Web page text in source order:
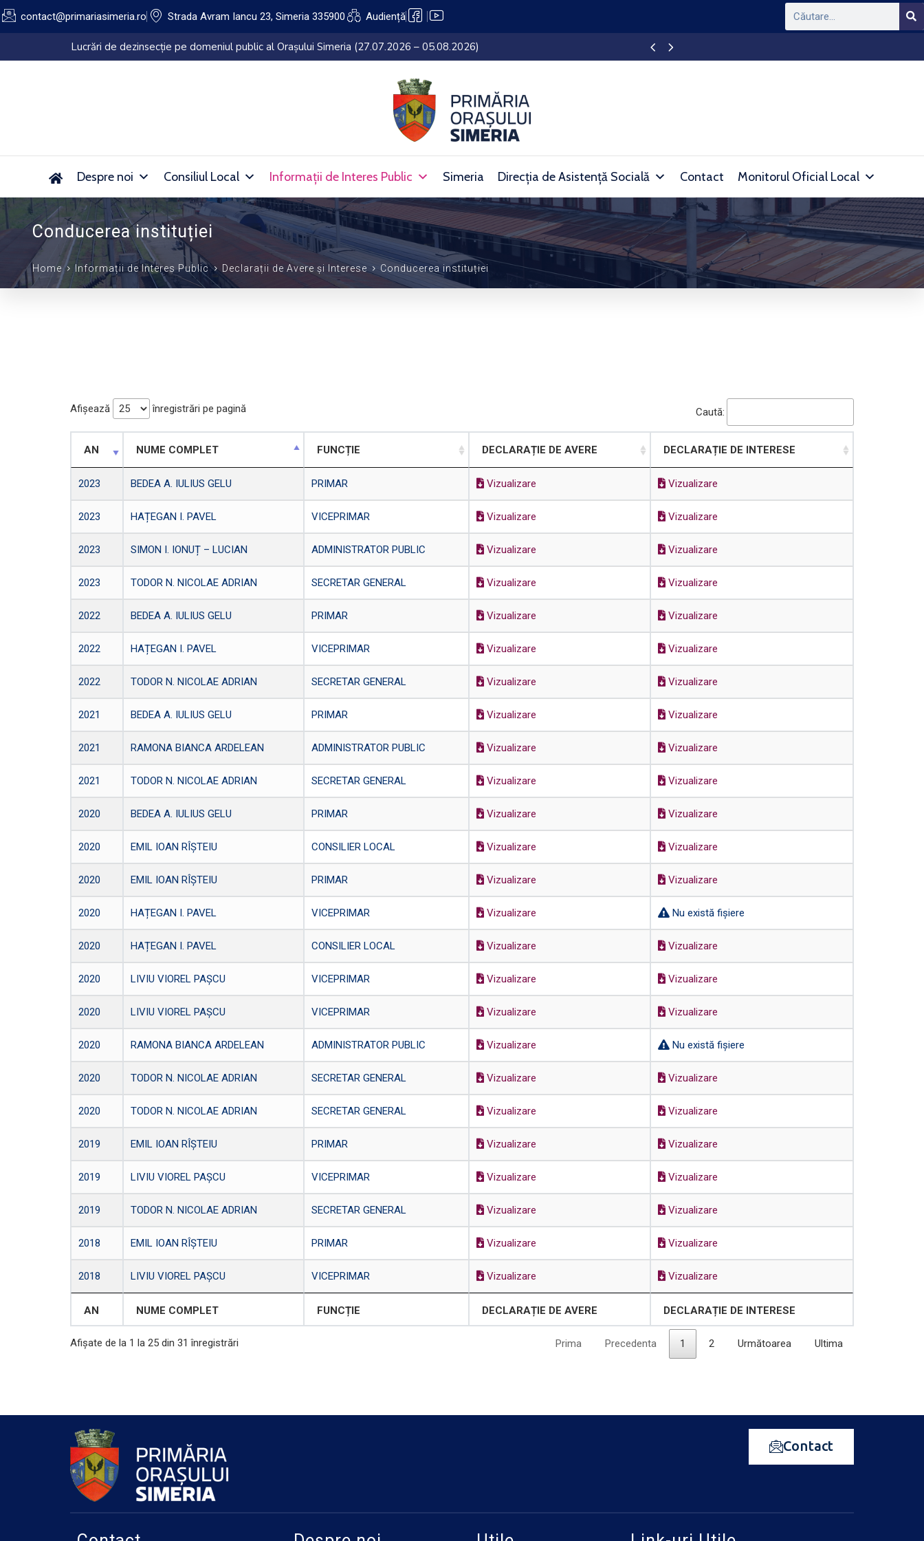
contact@primariasimeria.ro Strada Avram Iancu 23, Simeria 335900 Audiență
Lucrări de dezinsecție pe domeniul public al Orașului Simeria (27.07.2026 – 05.08.2026)
Despre noi Consiliul Local Informații de Interes Public Simeria Direcția de Asistență Socială Contact Monitorul Oficial Local
Conducerea instituției
Home Informații de Interes Public Declarații de Avere și Interese Conducerea instituției
Afișează înregistrări pe pagină Caută:
AN NUME COMPLET FUNCȚIE DECLARAȚIE DE AVERE DECLARAȚIE DE INTERESE
2023 BEDEA A. IULIUS GELU PRIMAR Vizualizare Vizualizare
2023 HAȚEGAN I. PAVEL VICEPRIMAR Vizualizare Vizualizare
2023 SIMON I. IONUȚ – LUCIAN ADMINISTRATOR PUBLIC Vizualizare Vizualizare
2023 TODOR N. NICOLAE ADRIAN SECRETAR GENERAL Vizualizare Vizualizare
2022 BEDEA A. IULIUS GELU PRIMAR Vizualizare Vizualizare
2022 HAȚEGAN I. PAVEL VICEPRIMAR Vizualizare Vizualizare
2022 TODOR N. NICOLAE ADRIAN SECRETAR GENERAL Vizualizare Vizualizare
2021 BEDEA A. IULIUS GELU PRIMAR Vizualizare Vizualizare
2021 RAMONA BIANCA ARDELEAN ADMINISTRATOR PUBLIC Vizualizare Vizualizare
2021 TODOR N. NICOLAE ADRIAN SECRETAR GENERAL Vizualizare Vizualizare
2020 BEDEA A. IULIUS GELU PRIMAR Vizualizare Vizualizare
2020 EMIL IOAN RÎȘTEIU CONSILIER LOCAL Vizualizare Vizualizare
2020 EMIL IOAN RÎȘTEIU PRIMAR Vizualizare Vizualizare
2020 HAȚEGAN I. PAVEL VICEPRIMAR Vizualizare Nu există fișiere
2020 HAȚEGAN I. PAVEL CONSILIER LOCAL Vizualizare Vizualizare
2020 LIVIU VIOREL PAȘCU VICEPRIMAR Vizualizare Vizualizare
2020 LIVIU VIOREL PAȘCU VICEPRIMAR Vizualizare Vizualizare
2020 RAMONA BIANCA ARDELEAN ADMINISTRATOR PUBLIC Vizualizare Nu există fișiere
2020 TODOR N. NICOLAE ADRIAN SECRETAR GENERAL Vizualizare Vizualizare
2020 TODOR N. NICOLAE ADRIAN SECRETAR GENERAL Vizualizare Vizualizare
2019 EMIL IOAN RÎȘTEIU PRIMAR Vizualizare Vizualizare
2019 LIVIU VIOREL PAȘCU VICEPRIMAR Vizualizare Vizualizare
2019 TODOR N. NICOLAE ADRIAN SECRETAR GENERAL Vizualizare Vizualizare
2018 EMIL IOAN RÎȘTEIU PRIMAR Vizualizare Vizualizare
2018 LIVIU VIOREL PAȘCU VICEPRIMAR Vizualizare Vizualizare
AN NUME COMPLET FUNCȚIE DECLARAȚIE DE AVERE DECLARAȚIE DE INTERESE
Afișate de la 1 la 25 din 31 înregistrări Prima Precedenta 1 2 Următoarea Ultima
Contact